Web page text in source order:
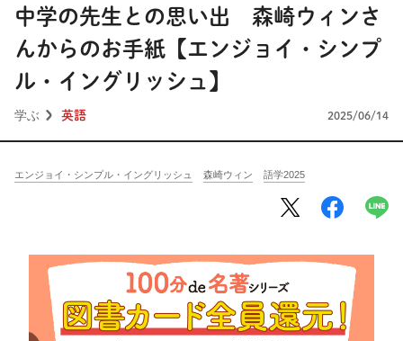
その他
楽しむ 趣味 俳句
NHKブックス 100分de名著
その他
中学の先生との思い出 森崎ウィンさ
んからのお手紙【エンジョイ・シンプ
ル・イングリッシュ】
学ぶ 英語 2025/06/14
エンジョイ・シンプル・イングリッシュ 森崎ウィン 語学2025